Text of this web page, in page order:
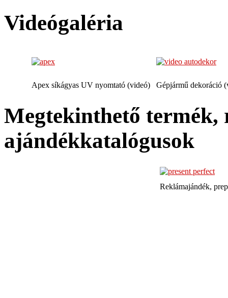
Videógaléria
Apex síkágyas UV nyomtató (videó) Gépjármű dekoráció
Megtekinthető termék,
ajándékkatalógusok
Reklámajándék,